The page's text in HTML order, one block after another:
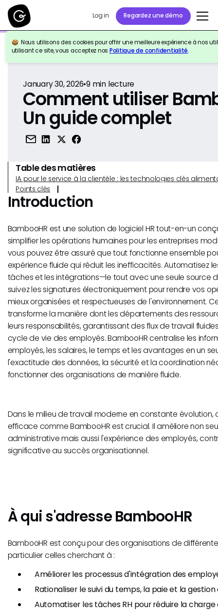
Log in Regardez une démo
Nous utilisons des cookies pour offrir une meilleure expérience à nos
utilisant ce site, vous acceptez nos Politique de confidentialité.
Retour à la référence
January 30, 2026•9min lecture
Comment utiliser
Un guide complet
Table des matières
IA pour le service à la clientèle : les technologies clés
Points clés
Introduction
BambooHR est une solution de logiciel HR tout-en-un
simplifier les opérations humaines pour les entreprises
vous pouvez être assuré que tout fonctionne ensemble
expérience fluide qui réduit les inefficacités. Automatisez
tâches et les intégrations—le tout avec une seule source
suivez les signatures électroniquement pour rendre vos
mieux organisées et respectueuses de l'environnement.
transforme la manière dont les départements des
leurs responsabilités, garantissant des flux de travail
cycle de vie des employés. BambooHR centralise les
employés, les salaires, le temps et les avantages en un
l'exactitude des données, la sécurité et la coordination
fonctionner des organisations de manière fluide.
Dans le milieu de travail moderne en constante évolution,
efficace comme BambooHR est crucial. Il améliore non
administrative mais aussi l'expérience des employés,
significative au succès organisationnel.
À qui s'adresse BambooHR
BambooHR est conçu pour des organisations de
particulier celles cherchant à :
Améliorer les processus d'intégration des
Rationaliser le suivi du temps, la paie et la
Automatiser les tâches RH pour réduire la